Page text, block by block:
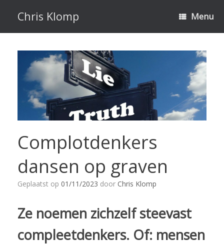
inhoud
Chris Klomp Menu
Complotdenkers
dansen op graven
Geplaatst op 01/11/2023 door Chris Klomp
Ze noemen zichzelf steevast
compleetdenkers. Of: mensen